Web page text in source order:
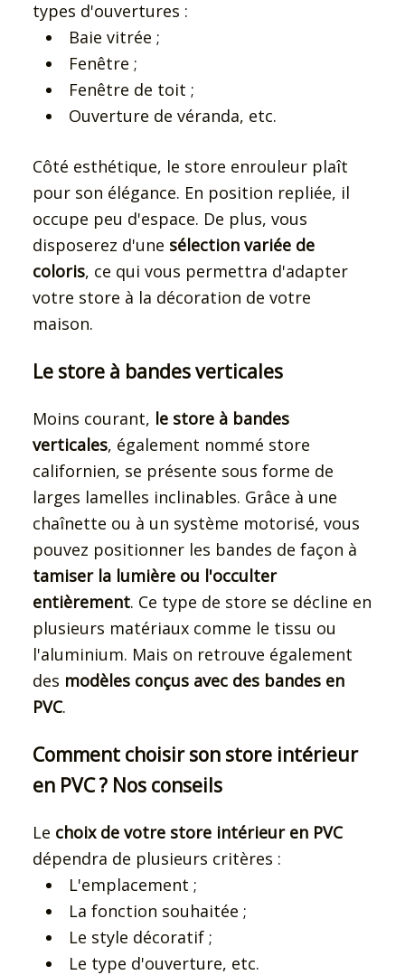
types d'ouvertures :
Baie vitrée ;
Fenêtre ;
Fenêtre de toit ;
Ouverture de véranda, etc.
Côté esthétique, le store enrouleur plaît
pour son élégance. En position repliée, il
occupe peu d'espace. De plus, vous
disposerez d'une sélection variée de
coloris, ce qui vous permettra d'adapter
votre store à la décoration de votre
maison.
Le store à bandes verticales
Moins courant, le store à bandes
verticales, également nommé store
californien, se présente sous forme de
larges lamelles inclinables. Grâce à une
chaînette ou à un système motorisé, vous
pouvez positionner les bandes de façon à
tamiser la lumière ou l'occulter
entièrement. Ce type de store se décline en
plusieurs matériaux comme le tissu ou
l'aluminium. Mais on retrouve également
des modèles conçus avec des bandes en
PVC.
Comment choisir son store intérieur
en PVC ? Nos conseils
Le choix de votre store intérieur en PVC
dépendra de plusieurs critères :
L'emplacement ;
La fonction souhaitée ;
Le style décoratif ;
Le type d'ouverture, etc.